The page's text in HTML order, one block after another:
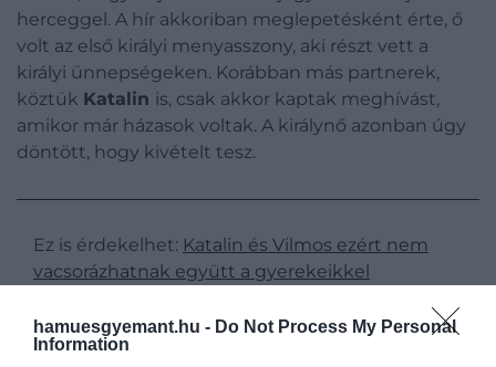
hamuesgyemant.hu - Do Not Process My Personal
Information
herceggel. A hír akkoriban meglepetésként érte, ő
volt az első királyi menyasszony, aki részt vett a
királyi ünnepségeken. Korábban más partnerek,
köztük Katalin is, csak akkor kaptak meghívást,
amikor már házasok voltak. A királynő azonban úgy
döntött, hogy kivételt tesz.
Ez is érdekelhet: Katalin és Vilmos ezért nem
vacsorázhatnak együtt a gyerekeikkel